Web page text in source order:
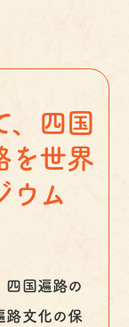
、四国
を世界
ウム
四国遍路の
路文化の保